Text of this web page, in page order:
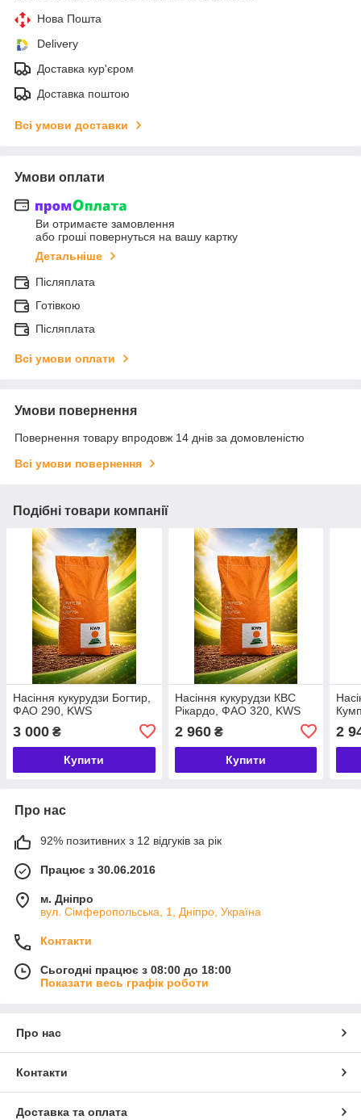
Нова Пошта
Delivery
Доставка кур'єром
Доставка поштою
Всі умови доставки
Умови оплати
Ви отримаєте замовлення
або гроші повернуться на вашу картку
Детальніше
Післяплата
Готівкою
Післяплата
Всі умови оплати
Умови повернення
Повернення товару впродовж 14 днів за домовленістю
Всі умови повернення
Подібні товари компанії
Насіння кукурудзи Богтир,
ФАО 290, KWS
3 000 ₴
Купити
Насіння кукурудзи КВС
Рікардо, ФАО 320, KWS
2 960₴
Купити
2
Про нас
92% позитивних з 12 відгуків за рік
Працює з 30.06.2016
м. Дніпро
вул. Сімферопольська, 1, Дніпро, Україна
Контакти
Сьогодні працює з 08:00 до 18:00
Показати весь графік роботи
Про нас
Контакти
Доставка та оплата